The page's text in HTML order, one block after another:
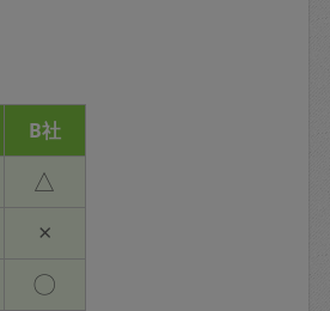
B社
△
×
〇